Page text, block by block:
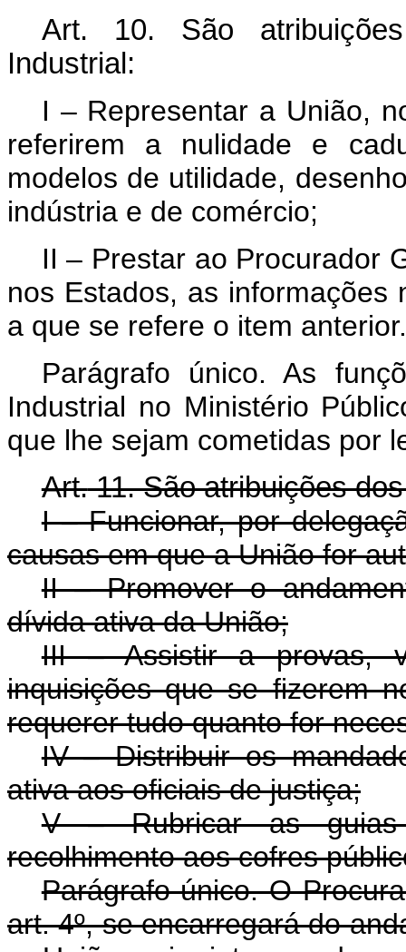
Art. 10. São
Industrial:
I – Representar a União,
referirem a nulidade e
modelos de utilidade,
indústria e de comércio;
II – Prestar ao Procurador
nos Estados, as
a que se refere o item anterior.
Parágrafo único. As
Industrial no Ministério
que lhe sejam cometidas por
Art.11. São atribuições
I – Funcionar, por
causas em que a União for
II – Promover o
dívida ativa da União;
III – Assistir a provas,
inquisições que se fizerem
requerer tudo quanto for
IV – Distribuir os
ativa aos oficiais de justiça;
V – Rubricar as guias
recolhimento aos cofres
Parágrafo único. O
art. 4º, se encarregará do